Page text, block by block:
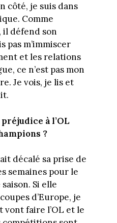
côté, je suis dans
Comme
il défend son
pas m’immiscer
et les relations
ce n’est pas mon
Je vois, je lis et
à l’OL
?
décalé sa prise de
semaines pour le
Si elle
d’Europe, je
vont faire l’OL et le